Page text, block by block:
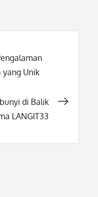
yang Unik
di Balik
LANGIT33